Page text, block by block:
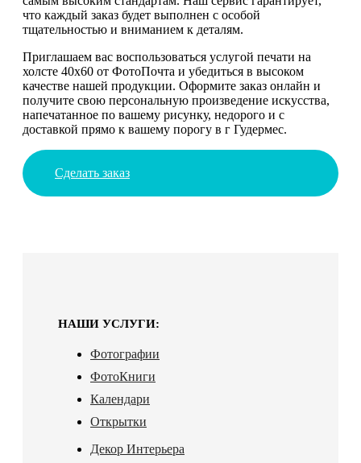
что каждый заказ будет выполнен с особой
тщательностью и вниманием к деталям.
Приглашаем вас воспользоваться услугой печати на
холсте 40х60 от ФотоПочта и убедиться в высоком
качестве нашей продукции. Оформите заказ онлайн и
получите свою персональную произведение искусства,
напечатанное по вашему рисунку, недорого и с
доставкой прямо к вашему порогу в г Гудермес.
Сделать заказ
НАШИ УСЛУГИ:
Фотографии
ФотоКниги
Календари
Открытки
Декор Интерьера